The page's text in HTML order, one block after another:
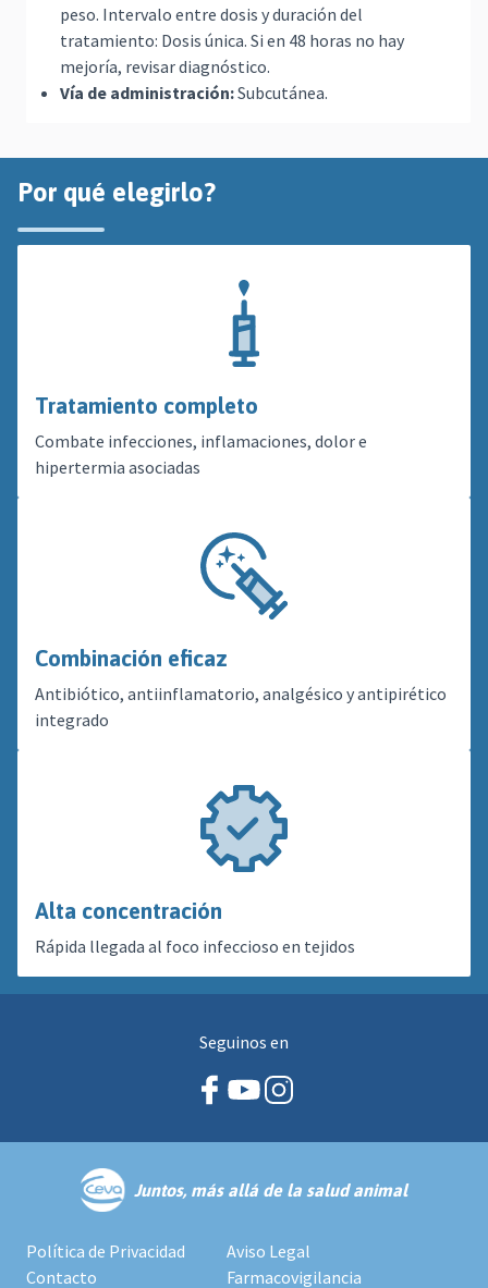
peso. Intervalo entre dosis y duración del
tratamiento: Dosis única. Si en 48 horas no hay
mejoría, revisar diagnóstico.
Vía de administración:Subcutánea.
Por qué elegirlo?
Tratamiento completo
Combate infecciones, inflamaciones, dolor e
hipertermia asociadas
Combinación eficaz
Antibiótico, antiinflamatorio, analgésico y antipirético
integrado
Alta concentración
Rápida llegada al foco infeccioso en tejidos
Seguinos en
Juntos, más allá de la salud animal
Política de Privacidad
Aviso Legal
Contacto
Farmacovigilancia